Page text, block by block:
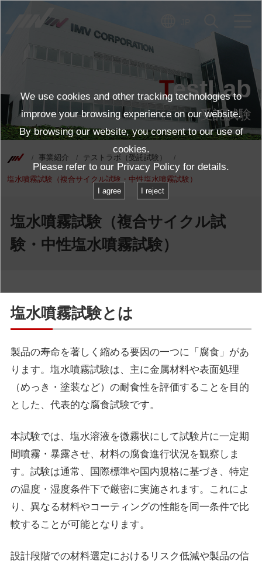
TestLab
受託試験
事業紹介 テストラボ（受託試験）
塩水噴霧試験（複合サイクル試験・中性塩水噴霧試験）
塩水噴霧試験（複合サイクル試
験・中性塩水噴霧試験）
塩水噴霧試験とは
製品の寿命を著しく縮める要因の一つに「腐食」があ
ります。塩水噴霧試験は、主に金属材料や表面処理
（めっき・塗装など）の耐食性を評価することを目的
とした、代表的な腐食試験です。
本試験では、塩水溶液を微霧状にして試験片に一定期
間噴霧・暴露させ、材料の腐食進行状況を観察しま
す。試験は通常、国際標準や国内規格に基づき、特定
の温度・湿度条件下で厳密に実施されます。これによ
り、異なる材料やコーティングの性能を同一条件で比
較することが可能となります。
設計段階での材料選定におけるリスク低減や製品の信
We use cookies and other tracking technologies to
improve your browsing experience on our website.
By browsing our website, you consent to our use of
cookies.
Please refer to our Privacy Policy for details.
I agree I reject